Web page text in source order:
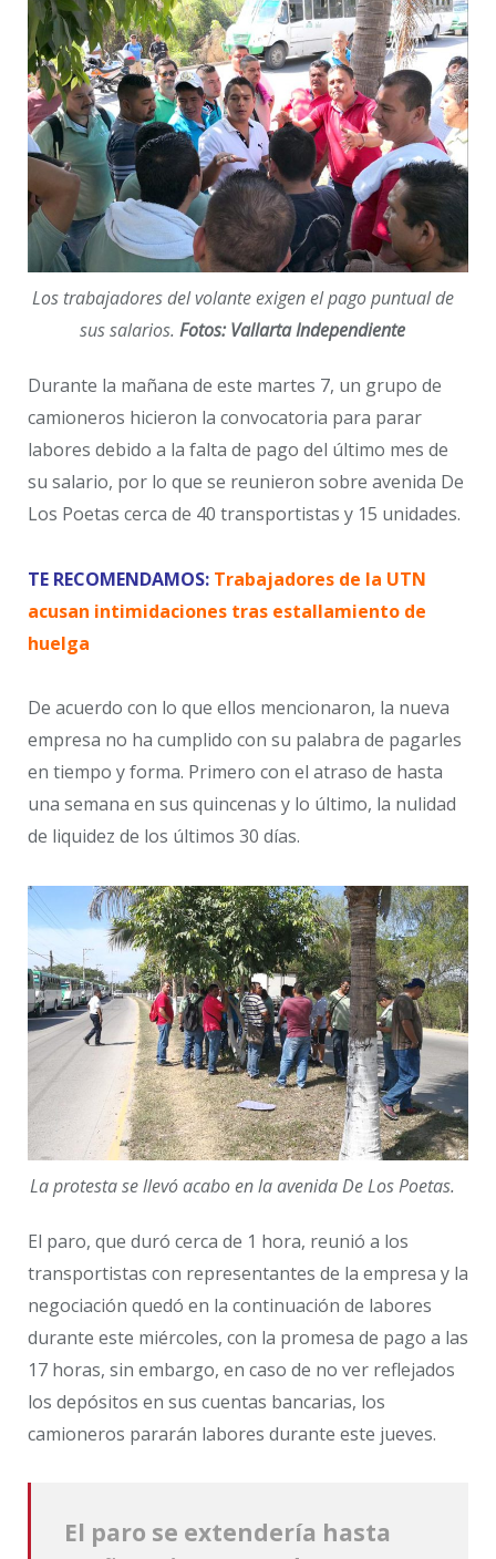
Los trabajadores del volante exigen el pago puntual de
sus salarios. Fotos: Vallarta Independiente
Durante la mañana de este martes 7, un grupo de
camioneros hicieron la convocatoria para parar
labores debido a la falta de pago del último mes de
su salario, por lo que se reunieron sobre avenida De
Los Poetas cerca de 40 transportistas y 15 unidades.
TE RECOMENDAMOS: Trabajadores de la UTN
acusan intimidaciones tras estallamiento de
huelga
De acuerdo con lo que ellos mencionaron, la nueva
empresa no ha cumplido con su palabra de pagarles
en tiempo y forma. Primero con el atraso de hasta
una semana en sus quincenas y lo último, la nulidad
de liquidez de los últimos 30 días.
La protesta se llevó acabo en la avenida De Los Poetas.
El paro, que duró cerca de 1 hora, reunió a los
transportistas con representantes de la empresa y la
negociación quedó en la continuación de labores
durante este miércoles, con la promesa de pago a las
17 horas, sin embargo, en caso de no ver reflejados
los depósitos en sus cuentas bancarias, los
camioneros pararán labores durante este jueves.
El paro se extendería hasta